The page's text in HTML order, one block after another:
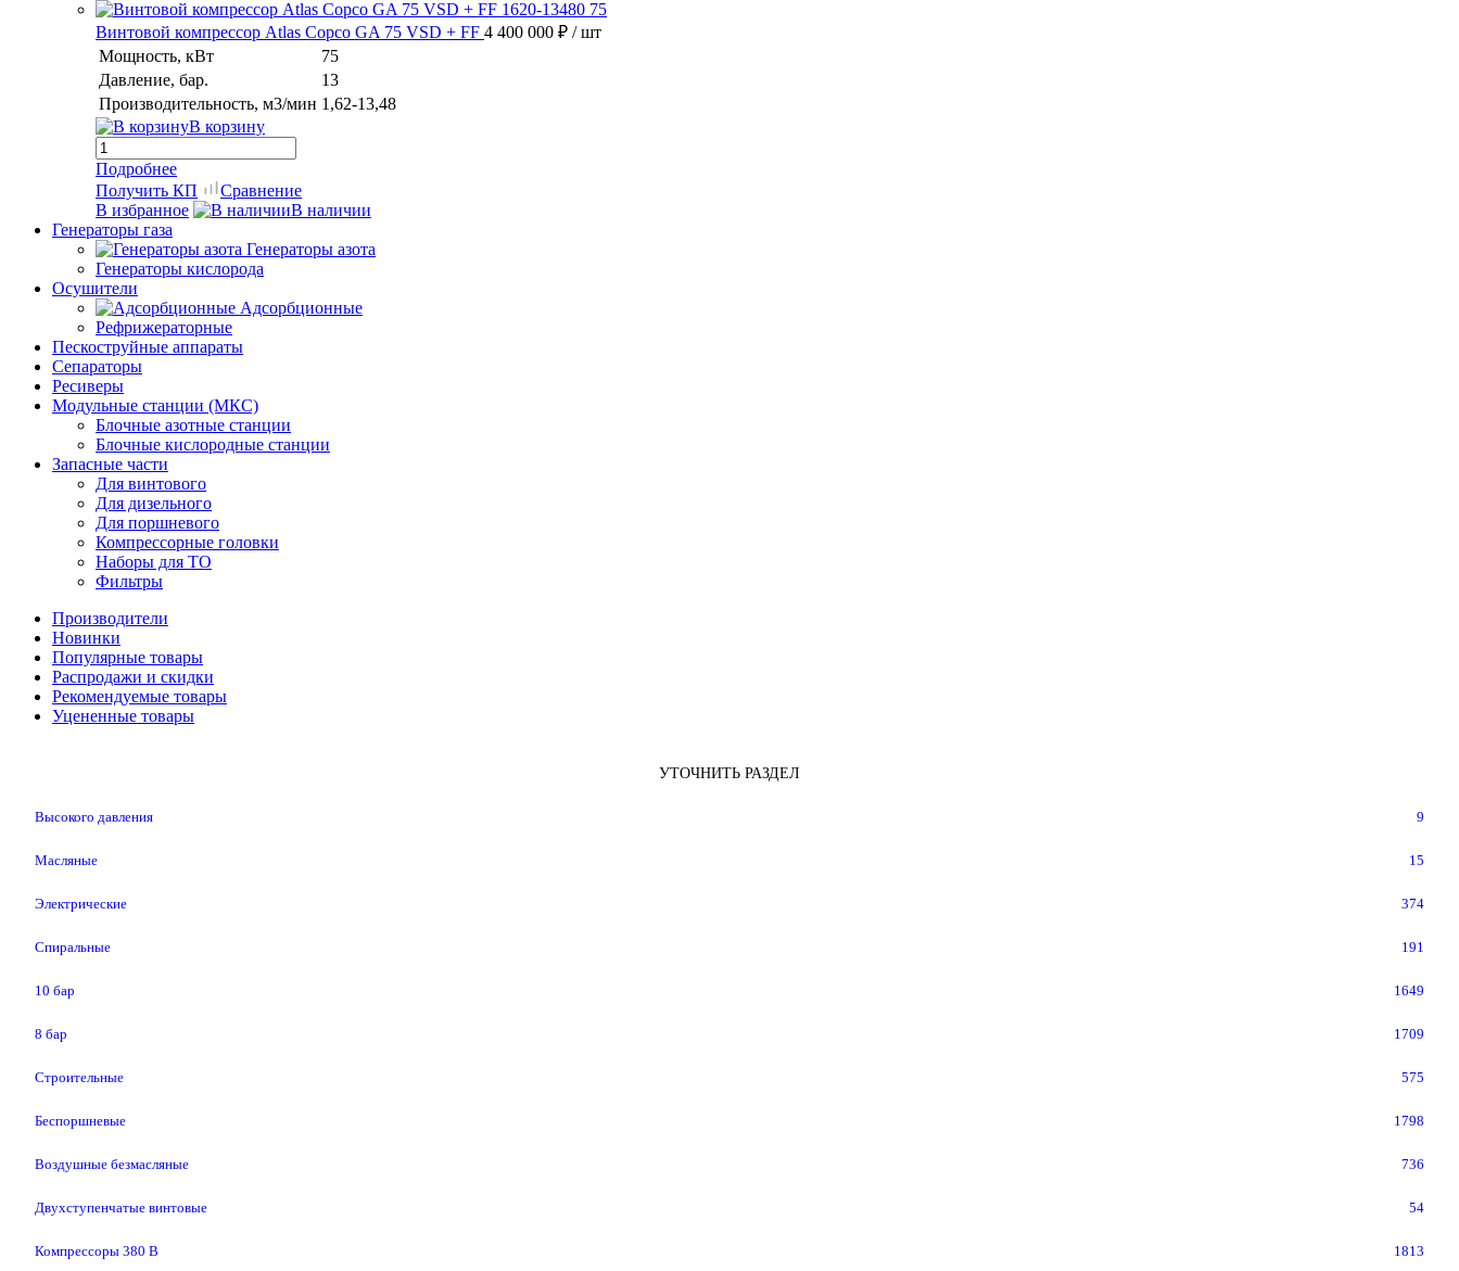
Винтовой компрессор Atlas Copco GA 75 VSD + FF 4 400 000 ₽ / шт
Мощность, кВт
75
Давление, бар.
13
Производительность, м3/мин 1,62-13,48
В корзину
Подробнее
Получить КП
Сравнение
В избранное
В наличии
Генераторы газа
Генераторы азота
Генераторы кислорода
Осушители
Адсорбционные
Рефрижераторные
Пескоструйные аппараты
Сепараторы
Ресиверы
Модульные станции (МКС)
Блочные азотные станции
Блочные кислородные станции
Запасные части
Для винтового
Для дизельного
Для поршневого
Компрессорные головки
Наборы для ТО
Фильтры
Производители
Новинки
Популярные товары
Распродажи и скидки
Рекомендуемые товары
Уцененные товары
УТОЧНИТЬ РАЗДЕЛ
Высокого давления 9
Масляные 15
Электрические 374
Спиральные 191
10 бар 1649
8 бар 1709
Cтроительные 575
Беспоршневые 1798
Воздушные безмасляные 736
Двухступенчатые винтовые 54
Компрессоры 380 В 1813